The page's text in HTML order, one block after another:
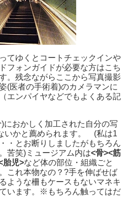
てゆくとコートチェックインや
フォンガイドが必要な方はこち
。残念ながらここから写真撮影
(医者の手術着)のカメラマンに
エンパイヤなどでもよくある記
におかしく加工された自分の写
いかと薦められます。 (私は1
・とお断りしましたがもちろん
苦笑)ミュージアム内は<骨><筋
胎児>など体の部位・組織ごと
これ本物なの？?手を伸ばせば
ような柵もケースもないマネキ
います。※もちろん触ってはだ